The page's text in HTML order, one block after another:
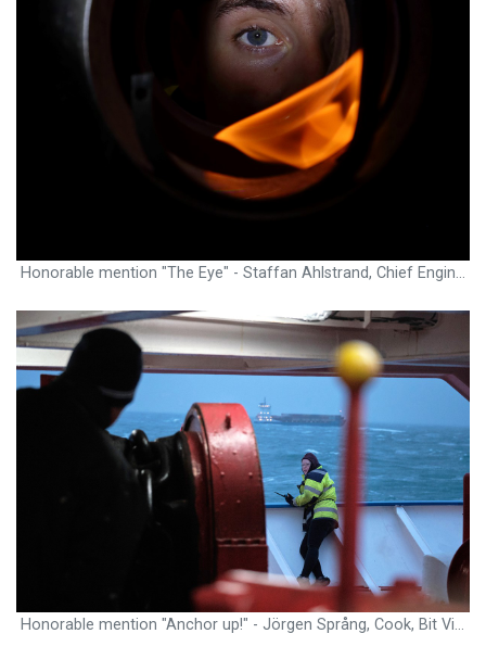
Honorable mention "The Eye" - Staffan Ahlstrand, Chief Engineer, IB Atle
Honorable mention "Anchor up!" - Jörgen Språng, Cook, Bit Viking